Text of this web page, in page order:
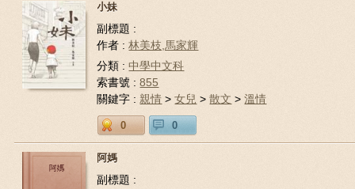
小妹
副標題 :
作者 :林美枝,馬家輝
分類 :中學中文科
索書號 :855
關鍵字 : 親情 >女兒 >散文 >溫情
0 0
阿媽
副標題 :